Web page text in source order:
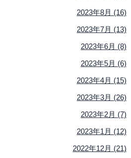
2023年8月 (16)
2023年7月 (13)
2023年6月 (8)
2023年5月 (6)
2023年4月 (15)
2023年3月 (26)
2023年2月 (7)
2023年1月 (12)
2022年12月 (21)